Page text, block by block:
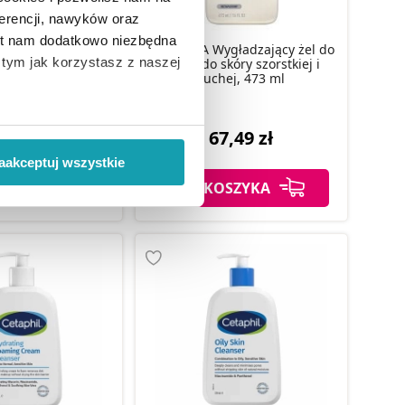
nawyków oraz
dodatkowo niezbędna
tym jak korzystasz z naszej
się zbieranie danych o
z brakiem dostępu do
wszystkie
żel do
i tłustej
473 ml
zł
CeraVe SA Wygładzający żel do
mycia do skóry szorstkiej i
suchej, 473 ml
67,49 zł
DO KOSZYKA